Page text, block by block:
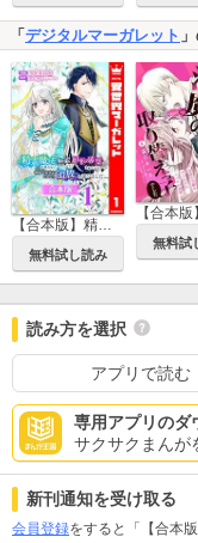
「デジタルマーガレット
【合本版】精霊魔法が使えない無能だと婚約破棄されたので、義妹の奴隷になるより追放を選びました
無料試し読み
無料試
読み方を選択
アプリで読む
専用アプリのダ
サクサクまんが
新刊通知を受け取る
会員登録をすると「【合本